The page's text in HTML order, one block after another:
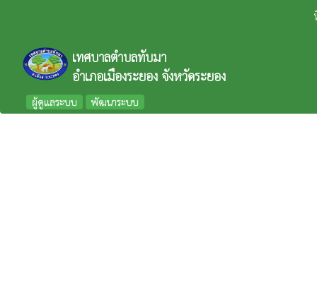
เทศบาลตำบลทับมา
อำเภอเมืองระยอง จังหวัดระยอง
ผู้ดูแลระบบ พัฒนาระบบ